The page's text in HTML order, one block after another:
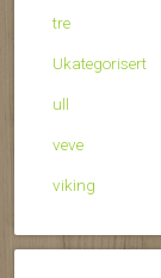
tre
Ukategorisert
ull
veve
viking